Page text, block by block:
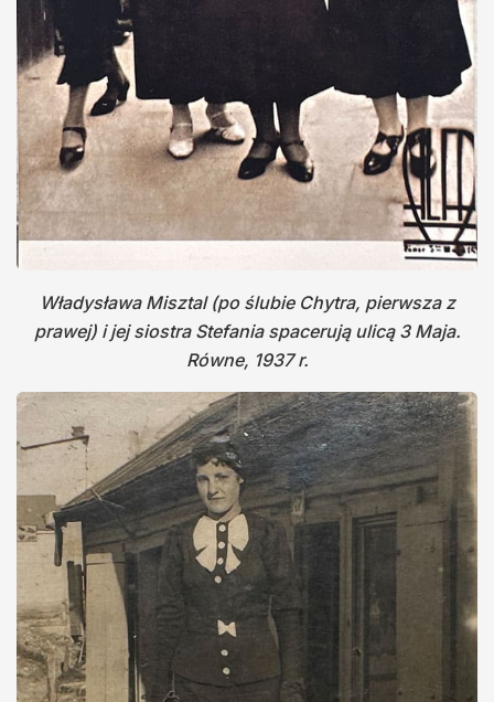
Władysława Misztal (po ślubie Chytra, pierwsza z
prawej) i jej siostra Stefania spacerują ulicą 3 Maja.
Równe, 1937 r.